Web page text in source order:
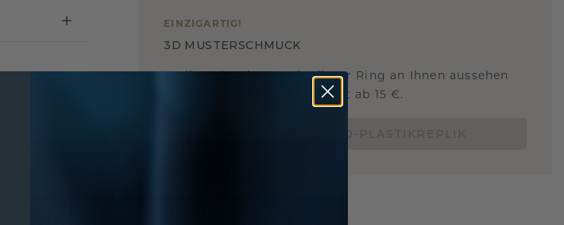
EINZIGARTIG !
3D MUSTERSCHMUCK
Wollen Sie wissen, wie dieser Ring an Ihnen aussehen
würde und ob er passt? Jetzt ab 15 €.